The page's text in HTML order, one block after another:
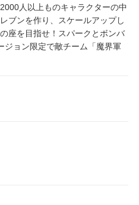
人以上ものキャラクターの中
ブンを作り、スケールアップし
座を目指せ！スパークとボンバ
ジョン限定で敵チーム「魔界軍